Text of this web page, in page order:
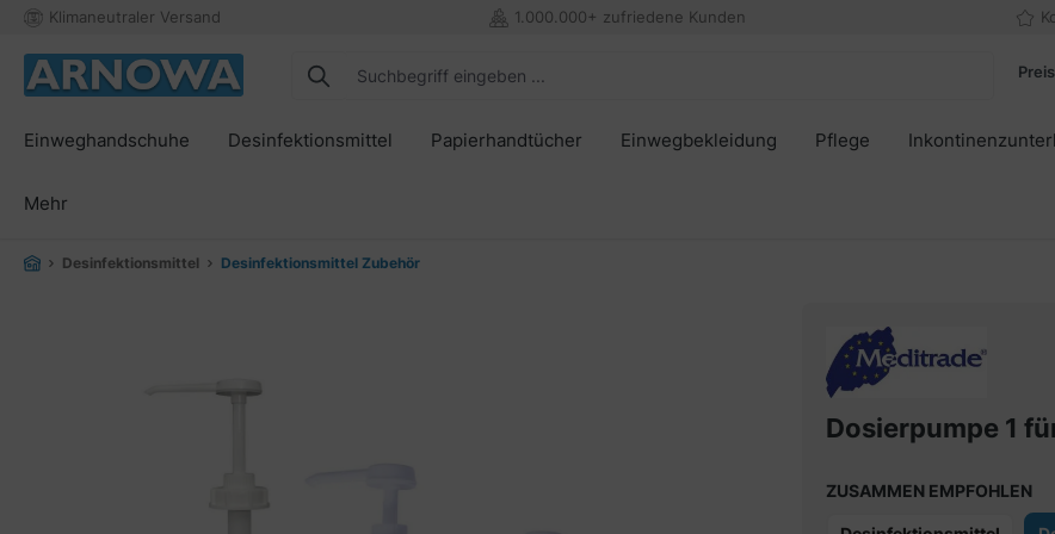
Zur Hauptnavigation springen
Klimaneutraler Versand 1.000.000+ zufriedene Kunden
Einweghandschuhe Desinfektionsmittel Papierhandtücher Einwegbekleidung Pflege
Mehr
Desinfektionsmittel Desinfektionsmittel Zubehör
Dosierpumpe 1
ZUSAMMEN EMPFOHLEN